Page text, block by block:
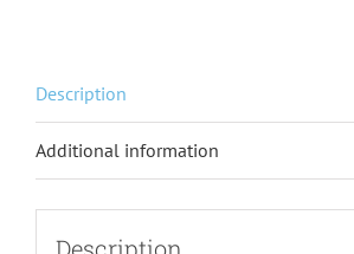
Description
Additional information
Description